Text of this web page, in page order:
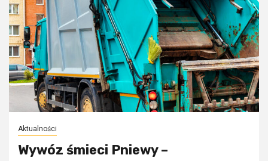
Aktualności
Wywóz śmieci Pniewy –